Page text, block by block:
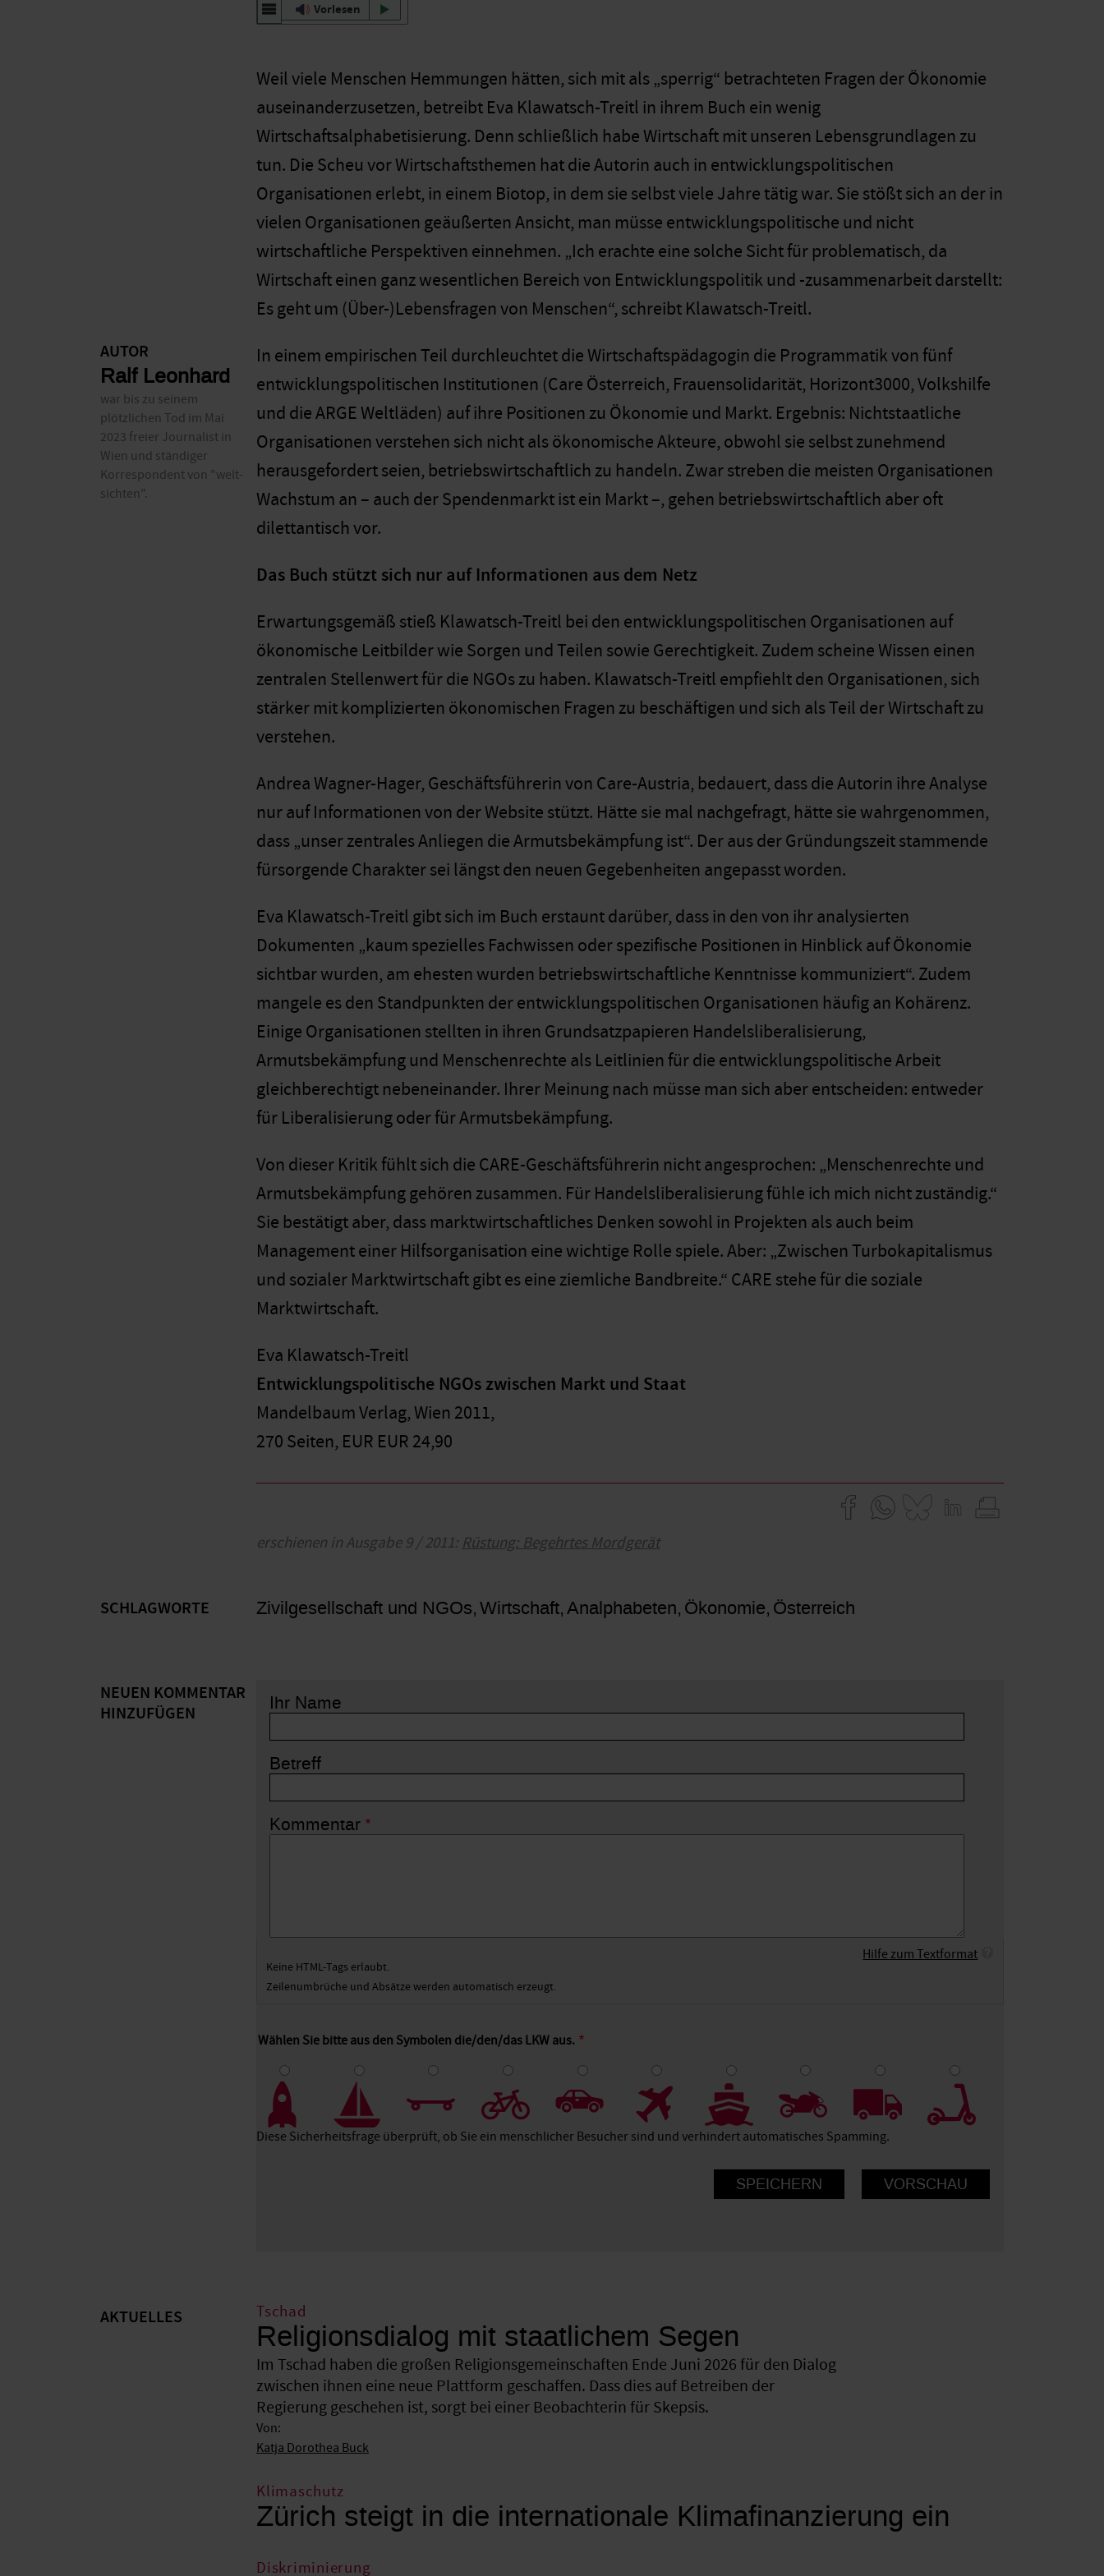
Vorlesen
Weil viele Menschen Hemmungen hätten, sich mit als „sperrig“ betrachteten Fragen der Ökonomie
auseinanderzusetzen, betreibt Eva Klawatsch-Treitl in ihrem Buch ein wenig
Wirtschaftsalphabetisierung. Denn schließlich habe Wirtschaft mit unseren Lebensgrundlagen zu
tun. Die Scheu vor Wirtschaftsthemen hat die Autorin auch in entwicklungspolitischen
Organisationen erlebt, in einem Biotop, in dem sie selbst viele Jahre tätig war. Sie stößt sich an der in
vielen Organisationen geäußerten Ansicht, man müsse entwicklungspolitische und nicht
wirtschaftliche Perspektiven einnehmen. „Ich erachte eine solche Sicht für problematisch, da
Wirtschaft einen ganz wesentlichen Bereich von Entwicklungspolitik und -zusammenarbeit darstellt:
Es geht um (Über-)Lebensfragen von Menschen“, schreibt Klawatsch-Treitl.
AUTOR
Ralf Leonhard
war bis zu seinem
plötzlichen Tod im Mai
2023 freier Journalist in
Wien und ständiger
Korrespondent von "welt-
sichten".
In einem empirischen Teil durchleuchtet die Wirtschaftspädagogin die Programmatik von fünf
entwicklungspolitischen Institutionen (Care Österreich, Frauensolidarität, Horizont3000, Volkshilfe
und die ARGE Weltläden) auf ihre Positionen zu Ökonomie und Markt. Ergebnis: Nichtstaatliche
Organisationen verstehen sich nicht als ökonomische Akteure, obwohl sie selbst zunehmend
herausgefordert seien, betriebswirtschaftlich zu handeln. Zwar streben die meisten Organisationen
Wachstum an – auch der Spendenmarkt ist ein Markt –, gehen betriebswirtschaftlich aber oft
dilettantisch vor.
Das Buch stützt sich nur auf Informationen aus dem Netz
Erwartungsgemäß stieß Klawatsch-Treitl bei den entwicklungspolitischen Organisationen auf
ökonomische Leitbilder wie Sorgen und Teilen sowie Gerechtigkeit. Zudem scheine Wissen einen
zentralen Stellenwert für die NGOs zu haben. Klawatsch-Treitl empfiehlt den Organisationen, sich
stärker mit komplizierten ökonomischen Fragen zu beschäftigen und sich als Teil der Wirtschaft zu
verstehen.
Andrea Wagner-Hager, Geschäftsführerin von Care-Austria, bedauert, dass die Autorin ihre Analyse
nur auf Informationen von der Website stützt. Hätte sie mal nachgefragt, hätte sie wahrgenommen,
dass „unser zentrales Anliegen die Armutsbekämpfung ist“. Der aus der Gründungszeit stammende
fürsorgende Charakter sei längst den neuen Gegebenheiten angepasst worden.
Eva Klawatsch-Treitl gibt sich im Buch erstaunt darüber, dass in den von ihr analysierten
Dokumenten „kaum spezielles Fachwissen oder spezifische Positionen in Hinblick auf Ökonomie
sichtbar wurden, am ehesten wurden betriebswirtschaftliche Kenntnisse kommuniziert“. Zudem
mangele es den Standpunkten der entwicklungspolitischen Organisationen häufig an Kohärenz.
Einige Organisationen stellten in ihren Grundsatzpapieren Handelsliberalisierung,
Armutsbekämpfung und Menschenrechte als Leitlinien für die entwicklungspolitische Arbeit
gleichberechtigt nebeneinander. Ihrer Meinung nach müsse man sich aber entscheiden: entweder
für Liberalisierung oder für Armutsbekämpfung.
Von dieser Kritik fühlt sich die CARE-Geschäftsführerin nicht angesprochen: „Menschenrechte und
Armutsbekämpfung gehören zusammen. Für Handelsliberalisierung fühle ich mich nicht zuständig.“
Sie bestätigt aber, dass marktwirtschaftliches Denken sowohl in Projekten als auch beim
Management einer Hilfsorganisation eine wichtige Rolle spiele. Aber: „Zwischen Turbokapitalismus
und sozialer Marktwirtschaft gibt es eine ziemliche Bandbreite.“ CARE stehe für die soziale
Marktwirtschaft.
Eva Klawatsch-Treitl
Entwicklungspolitische NGOs zwischen Markt und Staat
Mandelbaum Verlag, Wien 2011,
270 Seiten, EUR EUR 24,90
erschienen in Ausgabe 9 / 2011: Rüstung: Begehrtes Mordgerät
SCHLAGWORTE Zivilgesellschaft und NGOs Wirtschaft Analphabeten Ökonomie Österreich
NEUEN KOMMENTAR
HINZUFÜGEN
Ihr Name
Betreff
Kommentar
Hilfe zum Textformat
Keine HTML-Tags erlaubt.
Zeilenumbrüche und Absätze werden automatisch erzeugt.
Wählen Sie bitte aus den Symbolen die/den/das LKW aus.
6 9 10
Diese Sicherheitsfrage überprüft, ob Sie ein menschlicher Besucher sind und verhindert automatisches Spamming.
AKTUELLES Tschad
Religionsdialog mit staatlichem Segen
Im Tschad haben die großen Religionsgemeinschaften Ende Juni 2026 für den Dialog
zwischen ihnen eine neue Plattform geschaffen. Dass dies auf Betreiben der
Regierung geschehen ist, sorgt bei einer Beobachterin für Skepsis.
Von:
Katja Dorothea Buck
Klimaschutz
Zürich steigt in die internationale Klimafinanzierung ein
Diskriminierung